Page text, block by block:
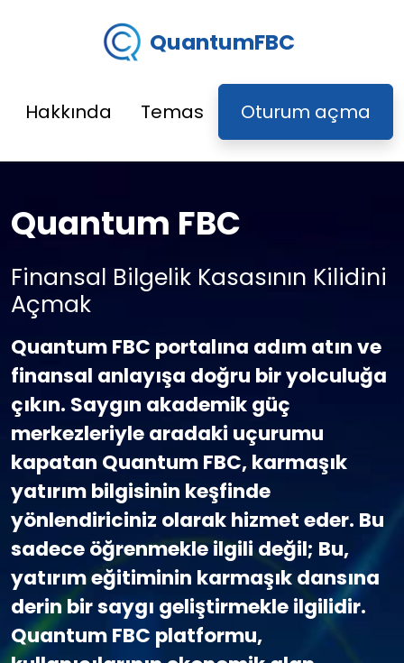
QuantumFBC
Hakkında Temas Oturum açma
Quantum FBC
Finansal Bilgelik Kasasının Kilidini
Açmak
Quantum FBC portalına adım atın ve
finansal anlayışa doğru bir yolculuğa
çıkın. Saygın akademik güç
merkezleriyle aradaki uçurumu
kapatan Quantum FBC, karmaşık
yatırım bilgisinin keşfinde
yönlendiriciniz olarak hizmet eder. Bu
sadece öğrenmekle ilgili değil; Bu,
yatırım eğitiminin karmaşık dansına
derin bir saygı geliştirmekle ilgilidir.
Quantum FBC platformu,